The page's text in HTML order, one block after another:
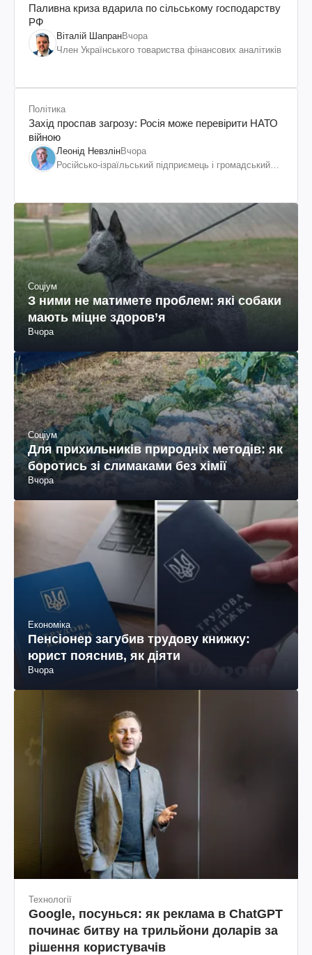
Паливна криза вдарила по сільському господарству
РФ
Віталій ШапранВчора
Член Українського товариства фінансових аналітиків
Політика
Захід проспав загрозу: Росія може перевірити НАТО
війною
Леонід НевзлінВчора
Російсько-ізраїльський підприємець і громадський
Соціум
З ними не матимете проблем: які собаки
мають міцне здоров’я
Вчора
Соціум
Для прихильників природніх методів: як
боротись зі слимаками без хімії
Вчора
Економіка
Пенсіонер загубив трудову книжку:
юрист пояснив, як діяти
Вчора
Технології
Google, посунься: як реклама в ChatGPT
починає битву на трильйони доларів за
рішення користувачів